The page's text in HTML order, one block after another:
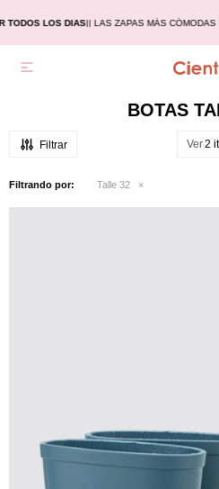
LOS DIAS|| LAS ZAPAS MÁS CÓMODAS ||

BOTAS
Ver
Filtrando por: Talle 32